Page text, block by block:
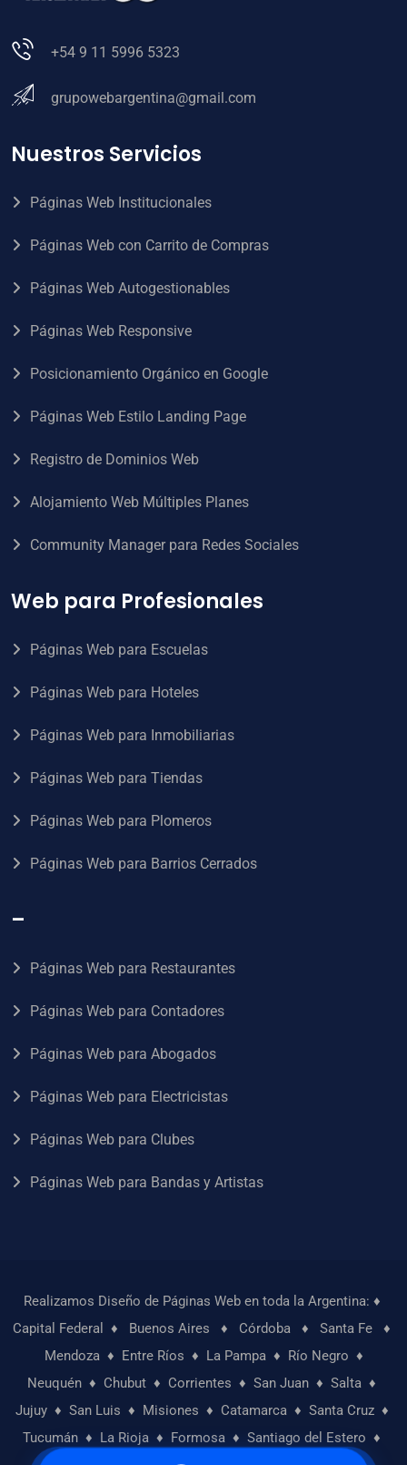
+54 9 11 5996 5323
grupowebargentina@gmail.com
Nuestros Servicios
Páginas Web Institucionales
Páginas Web con Carrito de Compras
Páginas Web Autogestionables
Páginas Web Responsive
Posicionamiento Orgánico en Google
Páginas Web Estilo Landing Page
Registro de Dominios Web
Alojamiento Web Múltiples Planes
Community Manager para Redes Sociales
Web para Profesionales
Páginas Web para Escuelas
Páginas Web para Hoteles
Páginas Web para Inmobiliarias
Páginas Web para Tiendas
Páginas Web para Plomeros
Páginas Web para Barrios Cerrados
–
Páginas Web para Restaurantes
Páginas Web para Contadores
Páginas Web para Abogados
Páginas Web para Electricistas
Páginas Web para Clubes
Páginas Web para Bandas y Artistas
Realizamos Diseño de Páginas Web en toda la Argentina: ♦
Capital Federal
♦ Buenos Aires ♦ Córdoba ♦ Santa Fe ♦
Mendoza♦ Entre Ríos ♦ La Pampa♦ Río Negro ♦
Neuquén ♦ Chubut ♦ Corrientes ♦ San Juan ♦ Salta ♦
Jujuy♦ San Luis ♦ Misiones ♦ Catamarca♦ Santa Cruz♦
Tucumán ♦ La Rioja ♦ Formosa ♦ Santiago del Estero ♦